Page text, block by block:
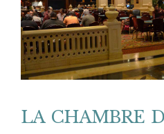
LA CHAMBRE